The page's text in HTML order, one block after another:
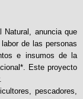
Natural, anuncia que
de las personas
e insumos de la
Este proyecto
pescadores,